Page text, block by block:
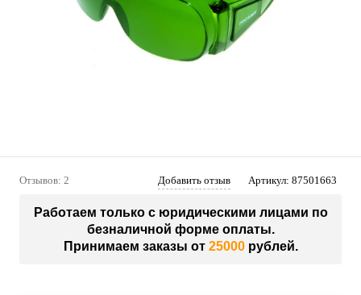
Отзывов: 2 Добавить отзыв Артикул: 87501663
Работаем только с юридическими лицами по
безналичной форме оплаты.
Принимаем заказы от 25000рублей.